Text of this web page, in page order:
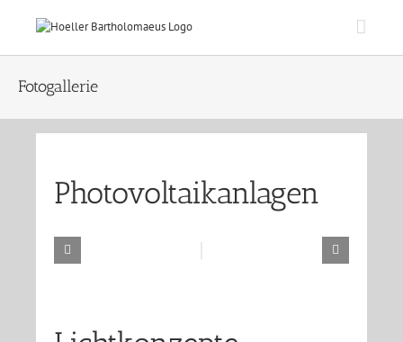
Fotogallerie
Photovoltaikanlagen